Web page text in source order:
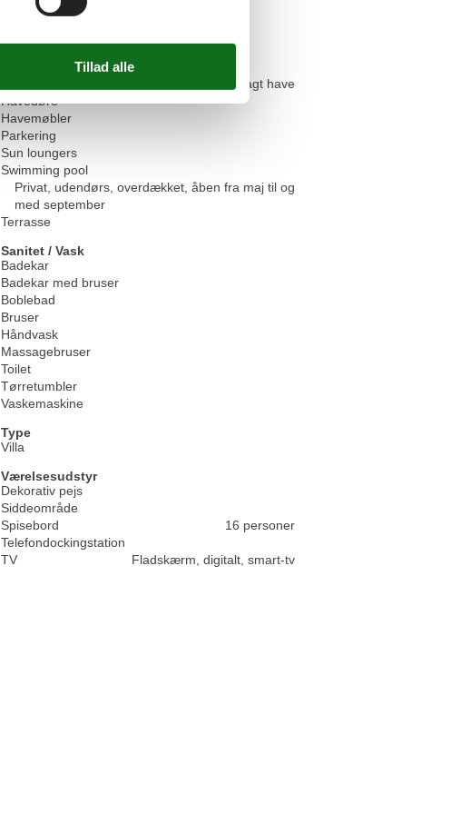
Privat, indhegnet, anlagt have
Havedøre
Havemøbler
Parkering
Sun loungers
Swimming pool
Privat, udendørs, overdækket, åben fra maj til og
med september
Terrasse
Sanitet / Vask
Badekar
Badekar med bruser
Boblebad
Bruser
Håndvask
Massagebruser
Toilet
Tørretumbler
Vaskemaskine
Type
Villa
Værelsesudstyr
Dekorativ pejs
Siddeområde
Spisebord
16 personer
Telefondockingstation
TV
Fladskærm, digitalt, smart-tv